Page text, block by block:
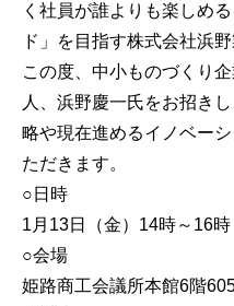
く社員が誰よりも楽しめ
ド」を目指す株式会社浜野
この度、中小ものづくり
人、浜野慶一氏をお招き
略や現在進めるイノベー
ただきます。
○日時
1月13日（金）14時～16時
○会場
姫路商工会議所本館6階